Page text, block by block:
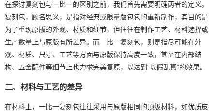
在探讨复刻包与一比一的区别之前，我们首先需要明确两者的定义。
复刻包，顾名思义，是指对经典或限量版包包的重新制作，其目的是
为了重现原版的外观、材质和细节，但往往在制作工艺、材料选择或
生产数量上与原版有所差异。而一比一复刻包，则是指尽可能在外
观、材质、尺寸、工艺等方面与原版保持高度一致，甚至在内部结
构、五金配件等细节上也力求完美复原，以达到“以假乱真”的效果。
二、材料与工艺的差异
在材料上，一比一复刻包往往采用与原版相同的顶级材料，如优质皮